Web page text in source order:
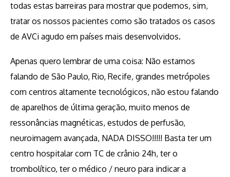
todas estas barreiras para mostrar que podemos, sim,
tratar os nossos pacientes como são tratados os casos
de AVCi agudo em países mais desenvolvidos.
Apenas quero lembrar de uma coisa: Não estamos
falando de São Paulo, Rio, Recife, grandes metrópoles
com centros altamente tecnológicos, não estou falando
de aparelhos de última geração, muito menos de
ressonâncias magnéticas, estudos de perfusão,
neuroimagem avançada, NADA DISSO!!!!! Basta ter um
centro hospitalar com TC de crânio 24h, ter o
trombolítico, ter o médico / neuro para indicar a